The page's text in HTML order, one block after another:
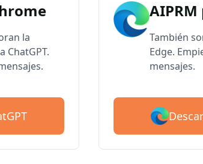
la
ChatGPT.
AIPRM
También
Edge.
mensajes.